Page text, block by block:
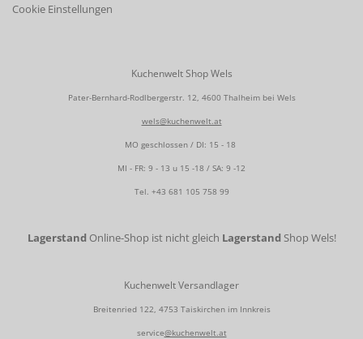
Cookie Einstellungen
Kuchenwelt Shop Wels
Pater-Bernhard-Rodlbergerstr. 12, 4600 Thalheim bei Wels
wels@kuchenwelt.at
MO geschlossen / DI: 15 - 18
MI - FR: 9 - 13 u 15 -18 / SA: 9 -12
Tel. +43 681 105 758 99
Lagerstand Online-Shop ist nicht gleich Lagerstand Shop Wels!
Kuchenwelt Versandlager
Breitenried 122, 4753 Taiskirchen im Innkreis
service@kuchenwelt.at